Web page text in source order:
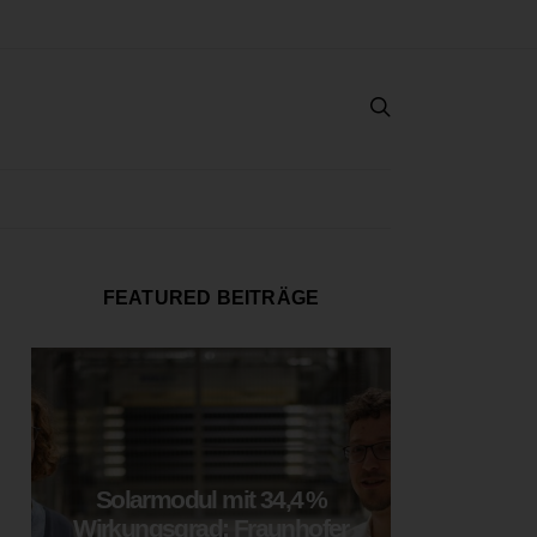
FEATURED BEITRÄGE
Solarmodul mit 34,4 %
Wirkungsgrad: Fraunhofer